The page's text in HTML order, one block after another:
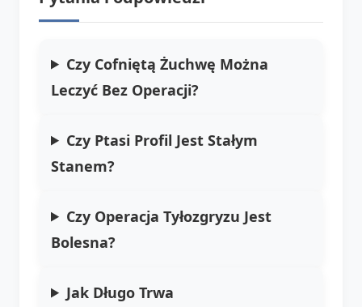
Czy Cofniętą Żuchwę Można
Leczyć Bez Operacji?
Czy Ptasi Profil Jest Stałym
Stanem?
Czy Operacja Tyłozgryzu Jest
Bolesna?
Jak Długo Trwa